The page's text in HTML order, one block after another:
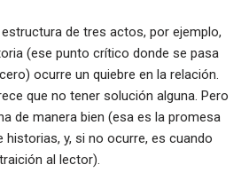
de tres actos, por ejemplo,
(ese punto crítico donde se pasa
ocurre un quiebre en la relación.
que no tener solución alguna. Pero
de manera bien (esa es la promesa
y, si no ocurre, es cuando
al lector).